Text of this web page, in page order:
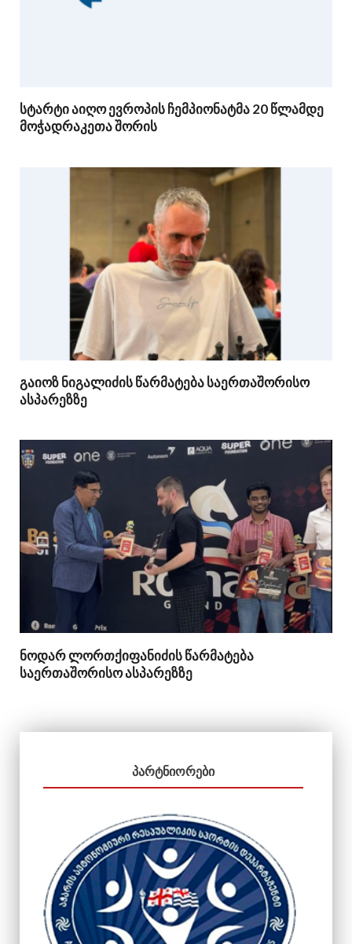
სტარტი აიღო ევროპის ჩემპიონატმა 20 წლამდე
მოჭადრაკეთა შორის
გაიოზ ნიგალიძის წარმატება საერთაშორისო
ასპარეზზე
ნოდარ ლორთქიფანიძის წარმატება
საერთაშორისო ასპარეზზე
ᲞᲐᲠᲢᲜᲘᲝᲠᲔᲑᲘ